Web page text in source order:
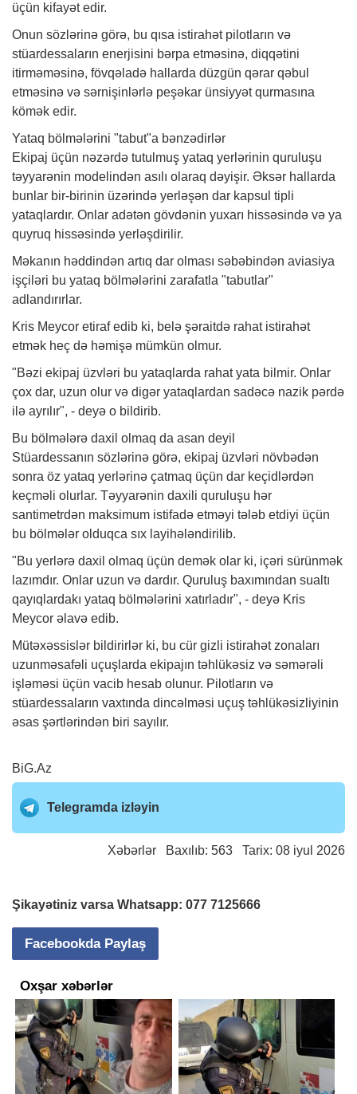
üçün kifayət edir.
Onun sözlərinə görə, bu qısa istirahət pilotların və
stüardessaların enerjisini bərpa etməsinə, diqqətini
itirməməsinə, fövqəladə hallarda düzgün qərar qəbul
etməsinə və sərnişinlərlə peşəkar ünsiyyət qurmasına
kömək edir.
Yataq bölmələrini "tabut"a bənzədirlər
Ekipaj üçün nəzərdə tutulmuş yataq yerlərinin quruluşu
təyyarənin modelindən asılı olaraq dəyişir. Əksər hallarda
bunlar bir-birinin üzərində yerləşən dar kapsul tipli
yataqlardır. Onlar adətən gövdənin yuxarı hissəsində və ya
quyruq hissəsində yerləşdirilir.
Məkanın həddindən artıq dar olması səbəbindən aviasiya
işçiləri bu yataq bölmələrini zarafatla "tabutlar"
adlandırırlar.
Kris Meycor etiraf edib ki, belə şəraitdə rahat istirahət
etmək heç də həmişə mümkün olmur.
"Bəzi ekipaj üzvləri bu yataqlarda rahat yata bilmir. Onlar
çox dar, uzun olur və digər yataqlardan sadəcə nazik pərdə
ilə ayrılır", - deyə o bildirib.
Bu bölmələrə daxil olmaq da asan deyil
Stüardessanın sözlərinə görə, ekipaj üzvləri növbədən
sonra öz yataq yerlərinə çatmaq üçün dar keçidlərdən
keçməli olurlar. Təyyarənin daxili quruluşu hər
santimetrdən maksimum istifadə etməyi tələb etdiyi üçün
bu bölmələr olduqca sıx layihələndirilib.
"Bu yerlərə daxil olmaq üçün demək olar ki, içəri sürünmək
lazımdır. Onlar uzun və dardır. Quruluş baxımından sualtı
qayıqlardakı yataq bölmələrini xatırladır", - deyə Kris
Meycor əlavə edib.
Mütəxəssislər bildirirlər ki, bu cür gizli istirahət zonaları
uzunməsafəli uçuşlarda ekipajın təhlükəsiz və səmərəli
işləməsi üçün vacib hesab olunur. Pilotların və
stüardessaların vaxtında dincəlməsi uçuş təhlükəsizliyinin
əsas şərtlərindən biri sayılır.
BiG.Az
Telegramda izləyin
Xəbərlər Baxılıb: 563 Tarix: 08 iyul 2026
Şikayətiniz varsa Whatsapp: 077 7125666
Facebookda Paylaş
Oxşar xəbərlər